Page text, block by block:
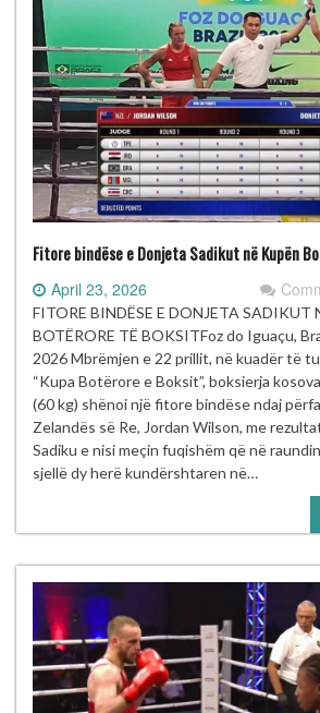
Fitore bindëse e Donjeta Sadikut në Kupën
April 23, 2026
FITORE BINDËSE E DONJETA SADIKUT
BOTËRORE TË BOKSITFoz do Iguaçu,
2026 Mbrëmjen e 22 prillit, në kuadër të
“Kupa Botërore e Boksit”, boksierja
(60 kg) shënoi një fitore bindëse ndaj
Zelandës së Re, Jordan Wilson, me
Sadiku e nisi meçin fuqishëm që në
sjellë dy herë kundërshtaren në…